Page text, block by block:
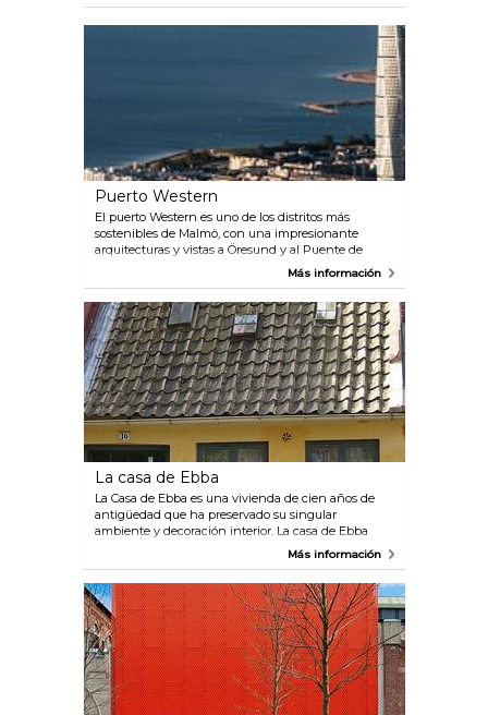
Anshelm describió su creación como “una pequeña
gran caja de hormigón abierta al parque y a la luz
del cielo”. Visitas guiadas todos los días a las 14:00
horas. Los miércoles también a las 18:30 horas.
Visitas guiadas para niños (edad mínima 5 años),
sábados y domingos a las 13:00 horas. Horario de
apertura: todos los días de 11:00 a 17:00 horas,
miércoles de 11:00 a 21:00 horas. Entrada gratuita.
Librería. Restaurante.
Puerto Western
El puerto Western es uno de los distritos más
sostenibles de Malmö, con una impresionante
arquitecturas y vistas a Öresund y al Puente de
Öresund. Aquí encontrará el espectacular Turning
que atrae a aficionados al skate de todo el mundo. El
distrito ofrece bonitos paseos, buenas instalaciones
para el baño, comidas sin prisa en restaurantes, café
y picnics sobre la hierba o diversión y juegos en
actividades de mucha energía. Aquí también
encontrará el puerto deportivo Dockan, con
numerosos atracaderos e instalaciones para barcos
visitantes, a solo diez minutos a pie de la estación
central de Malmö.
Más información
La casa de Ebba
La Casa de Ebba es una vivienda de cien años de
antigüedad que ha preservado su singular
ambiente y decoración interior. La casa de Ebba
forma parte de los museos de Malmö. Horario de
apertura: miércoles y sábados desde mediodía hasta
las 16:00 horas.
Más información